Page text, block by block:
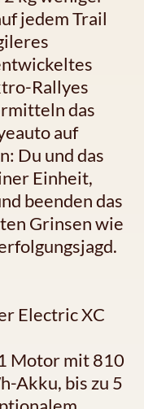
jedem Trail
Rallyes
das
auf
Du und das
Einheit,
beenden das
Grinsen wie
Electric XC
Motor mit 810
Akku, bis zu 5